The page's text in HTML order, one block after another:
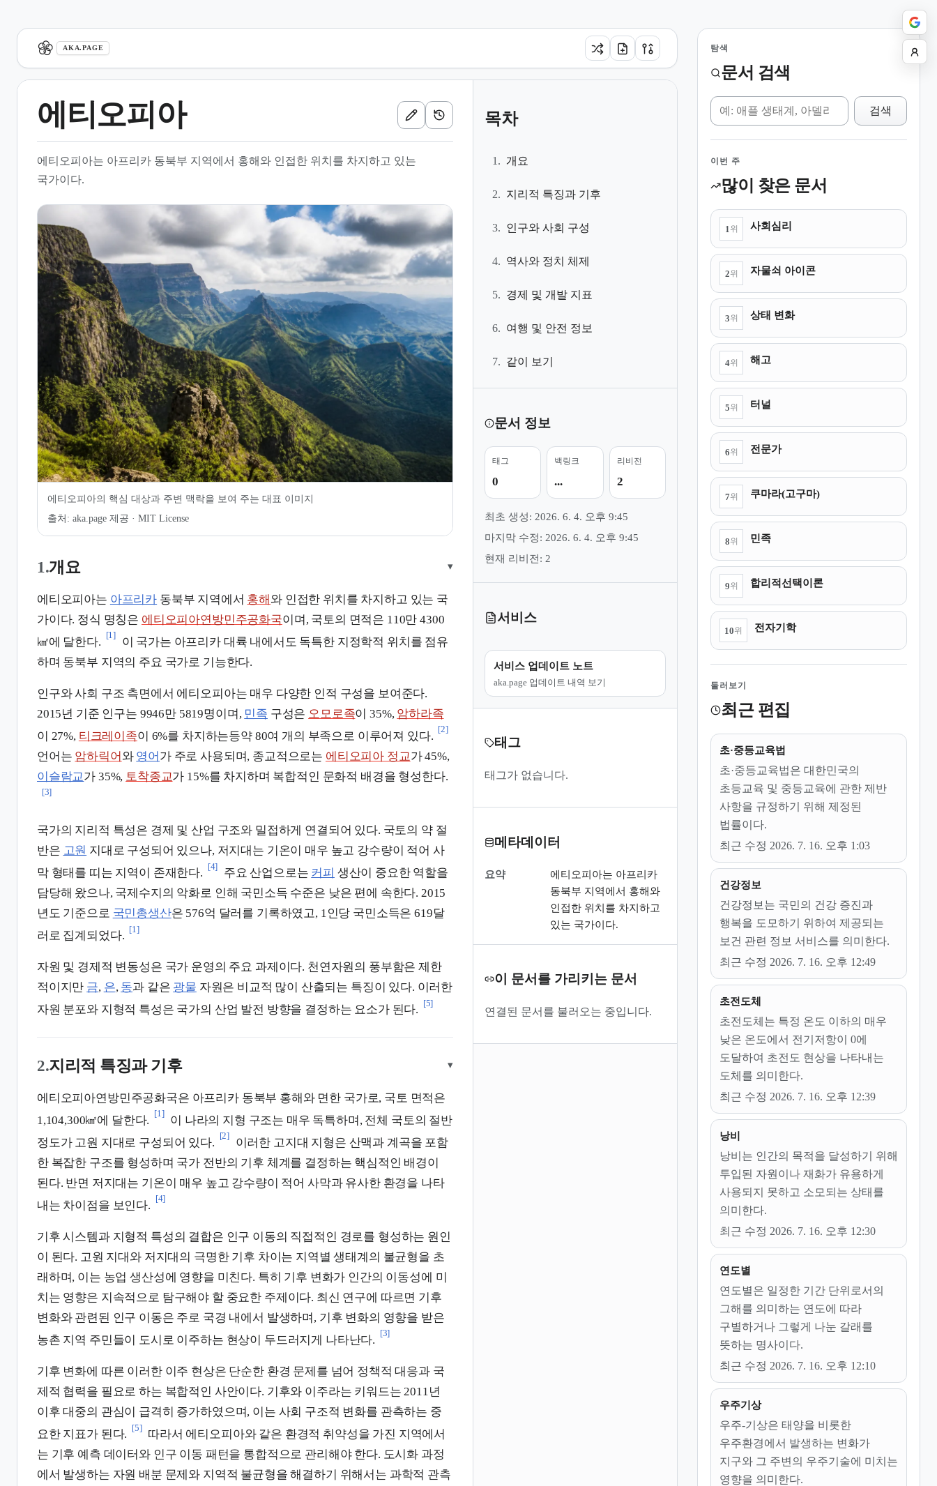
AKA.PAGE
에티오피아
에티오피아는 아프리카 동북부 지역에서 홍해와 인접한 위치를 차지하고 있는
국가이다.
에티오피아의 핵심 대상과 주변 맥락을 보여 주는 대표 이미지
출처: aka.page 제공 · MIT License
1.개요 ▾
에티오피아는 아프리카 동북부 지역에서 홍해 와 인접한 위치를 차지하고 있는 국
가이다. 정식 명칭은 에티오피아연방민주공화국이며, 국토의 면적은 110만 4300
㎢에 달한다.
[1]
이 국가는 아프리카 대륙 내에서도 독특한 지정학적 위치를 점유
하며 동북부 지역의 주요 국가로 기능한다.
인구와 사회 구조 측면에서 에티오피아는 매우 다양한 인적 구성을 보여준다.
2015년 기준 인구는 9946만 5819명이며, 민족 구성은 오모로족이 35%, 암하라족
이 27%, 티크레이족이 6%를 차지하는등약 80여 개의 부족으로 이루어져 있다.
[2]
언어는 암하릭어 와 영어 가 주로 사용되며, 종교적으로는 에티오피아 정교가 45%,
이슬람교가 35%, 토착종교가 15%를 차지하며 복합적인 문화적 배경을 형성한다.
[3]
국가의 지리적 특성은 경제 및 산업 구조와 밀접하게 연결되어 있다. 국토의 약 절
반은 고원 지대로 구성되어 있으나, 저지대는 기온이 매우 높고 강수량이 적어 사
막 형태를 띠는 지역이 존재한다.
[4]
주요 산업으로는 커피 생산이 중요한 역할을
담당해 왔으나, 국제수지의 악화로 인해 국민소득 수준은 낮은 편에 속한다. 2015
년도 기준으로 국민총생산은 576억 달러를 기록하였고, 1인당 국민소득은 619달
러로 집계되었다.
[1]
자원 및 경제적 변동성은 국가 운영의 주요 과제이다. 천연자원의 풍부함은 제한
적이지만 금, 은, 동과 같은 광물 자원은 비교적 많이 산출되는 특징이 있다. 이러한
자원 분포와 지형적 특성은 국가의 산업 발전 방향을 결정하는 요소가 된다.
[5]
2.지리적 특징과 기후 ▾
에티오피아연방민주공화국은 아프리카 동북부 홍해와 면한 국가로, 국토 면적은
1,104,300㎢에 달한다.
[1]
이 나라의 지형 구조는 매우 독특하며, 전체 국토의 절반
정도가 고원 지대로 구성되어 있다.
[2]
이러한 고지대 지형은 산맥과 계곡을 포함
한 복잡한 구조를 형성하며 국가 전반의 기후 체계를 결정하는 핵심적인 배경이
된다. 반면 저지대는 기온이 매우 높고 강수량이 적어 사막과 유사한 환경을 나타
내는 차이점을 보인다.
[4]
기후 시스템과 지형적 특성의 결합은 인구 이동의 직접적인 경로를 형성하는 원인
이 된다. 고원 지대와 저지대의 극명한 기후 차이는 지역별 생태계의 불균형을 초
래하며, 이는 농업 생산성에 영향을 미친다. 특히 기후 변화가 인간의 이동성에 미
치는 영향은 지속적으로 탐구해야 할 중요한 주제이다. 최신 연구에 따르면 기후
변화와 관련된 인구 이동은 주로 국경 내에서 발생하며, 기후 변화의 영향을 받은
농촌 지역 주민들이 도시로 이주하는 현상이 두드러지게 나타난다.
[3]
기후 변화에 따른 이러한 이주 현상은 단순한 환경 문제를 넘어 정책적 대응과 국
제적 협력을 필요로 하는 복합적인 사안이다. 기후와 이주라는 키워드는 2011년
이후 대중의 관심이 급격히 증가하였으며, 이는 사회 구조적 변화를 관측하는 중
요한 지표가 된다.
[5]
따라서 에티오피아와 같은 환경적 취약성을 가진 지역에서
는 기후 예측 데이터와 인구 이동 패턴을 통합적으로 관리해야 한다. 도시화 과정
에서 발생하는 자원 배분 문제와 지역적 불균형을 해결하기 위해서는 과학적 관측
목차
1. 개요
2. 지리적 특징과 기후
3. 인구와 사회 구성
4. 역사와 정치 체제
5. 경제 및 개발 지표
6. 여행 및 안전 정보
7. 같이 보기
문서 정보
태그
0
백링크
...
리비전
2
최초 생성: 2026. 6. 4. 오후 9:45
마지막 수정: 2026. 6. 4. 오후 9:45
현재 리비전: 2
서비스
서비스 업데이트 노트
aka.page 업데이트 내역 보기
태그
태그가 없습니다.
메타데이터
요약
에티오피아는 아프리카
동북부 지역에서 홍해와
인접한 위치를 차지하고
있는 국가이다.
이 문서를 가리키는 문서
연결된 문서를 불러오는 중입니다.
개요
지리적 특징과 기후
인구와 사회 구성
역사와 정치 체제
경제 및 개발 지표
여행 및 안전 정보
같이 보기
탐색
문서 검색
위키 검색
검색
이번 주
많이 찾은 문서
1 위 사회심리
2위 자물쇠 아이콘
3위 상태 변화
4위 해고
5위 터널
6위 전문가
7위 쿠마라(고구마)
8위 민족
9위 합리적선택이론
10위 전자기학
둘러보기
최근 편집
초·중등교육법
초·중등교육법은 대한민국의
초등교육 및 중등교육에 관한 제반
사항을 규정하기 위해 제정된
법률이다.
최근 수정 2026. 7. 16. 오후 1:03
건강정보
건강정보는 국민의 건강 증진과
행복을 도모하기 위하여 제공되는
보건 관련 정보 서비스를 의미한다.
최근 수정 2026. 7. 16. 오후 12:49
초전도체
초전도체는 특정 온도 이하의 매우
낮은 온도에서 전기저항이 0에
도달하여 초전도 현상을 나타내는
도체를 의미한다.
최근 수정 2026. 7. 16. 오후 12:39
낭비
낭비는 인간의 목적을 달성하기 위해
투입된 자원이나 재화가 유용하게
사용되지 못하고 소모되는 상태를
의미한다.
최근 수정 2026. 7. 16. 오후 12:30
연도별
연도별은 일정한 기간 단위로서의
그해를 의미하는 연도에 따라
구별하거나 그렇게 나눈 갈래를
뜻하는 명사이다.
최근 수정 2026. 7. 16. 오후 12:10
우주기상
우주-기상은 태양을 비롯한
우주환경에서 발생하는 변화가
지구와 그 주변의 우주기술에 미치는
영향을 의미한다.